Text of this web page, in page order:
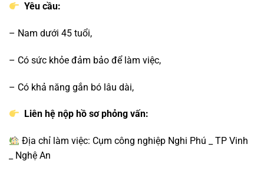
Yêu cầu:
– Nam dưới 45 tuổi,
– Có sức khỏe đảm bảo để làm việc,
– Có khả năng gắn bó lâu dài,
Liên hệ nộp hồ sơ phỏng vấn:
Địa chỉ làm việc: Cụm công nghiệp Nghi Phú _ TP Vinh
_ Nghệ An